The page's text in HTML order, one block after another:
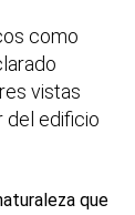
como
vistas
del edificio
que